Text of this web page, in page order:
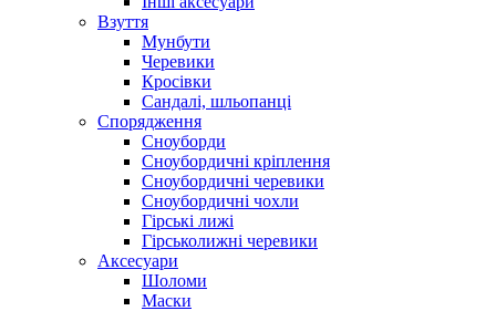
Взуття
Мунбути
Черевики
Кросівки
Сандалі, шльопанці
Спорядження
Сноуборди
Сноубордичні кріплення
Сноубордичні черевики
Сноубордичні чохли
Гірські лижі
Гірськолижні черевики
Аксесуари
Шоломи
Маски